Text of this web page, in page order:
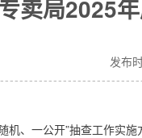
卖局2025
发布
机、一公开”抽查工作实施